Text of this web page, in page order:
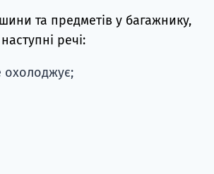
та предметів у багажнику,
речі:
охолоджує;